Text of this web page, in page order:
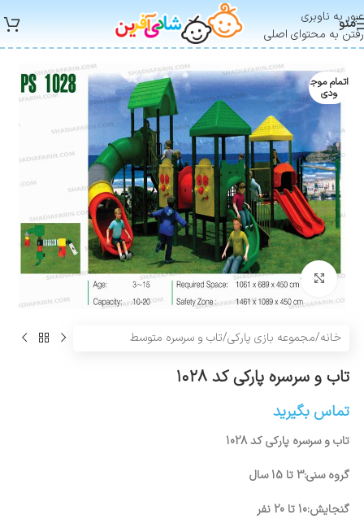
عبور به ناوبری
رفتن به محتوای اصلی
منو
اتمام موج
ودی
بزرگنمایی تصویر
خانه/مجموعه بازی پارکی/تاب و سرسره متوسط
تاب و سرسره پارکی کد ۱۰۲۸
تماس بگیرید
تاب و سرسره پارکی کد 1028
گروه سنی:3 تا 15 سال
گنجایش:10 تا 20 نفر